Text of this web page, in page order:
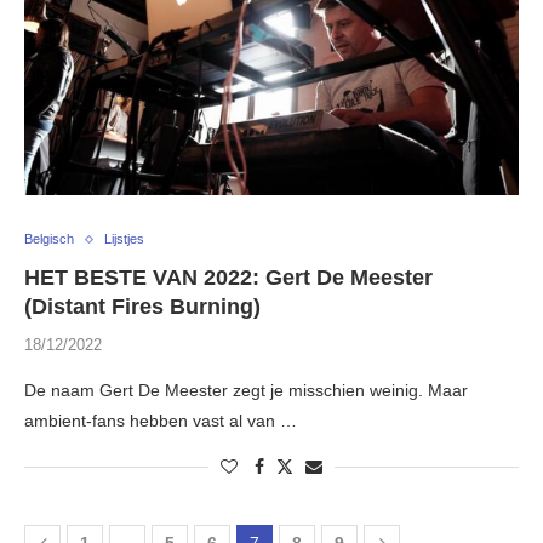
Belgisch Lijstjes
HET BESTE VAN 2022: Gert De Meester
(Distant Fires Burning)
18/12/2022
De naam Gert De Meester zegt je misschien weinig. Maar
ambient-fans hebben vast al van …